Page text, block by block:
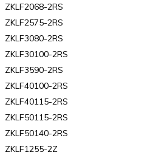
ZKLF2068-2RS
ZKLF2575-2RS
ZKLF3080-2RS
ZKLF30100-2RS
ZKLF3590-2RS
ZKLF40100-2RS
ZKLF40115-2RS
ZKLF50115-2RS
ZKLF50140-2RS
ZKLF1255-2Z